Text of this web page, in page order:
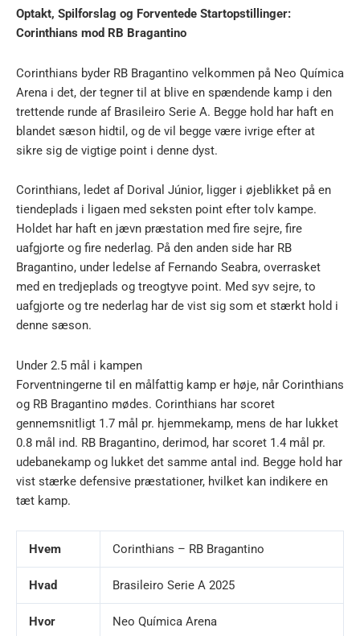
Optakt, Spilforslag og Forventede Startopstillinger:
Corinthians mod RB Bragantino
Corinthians byder RB Bragantino velkommen på Neo Química
Arena i det, der tegner til at blive en spændende kamp i den
trettende runde af Brasileiro Serie A. Begge hold har haft en
blandet sæson hidtil, og de vil begge være ivrige efter at
sikre sig de vigtige point i denne dyst.
Corinthians, ledet af Dorival Júnior, ligger i øjeblikket på en
tiendeplads i ligaen med seksten point efter tolv kampe.
Holdet har haft en jævn præstation med fire sejre, fire
uafgjorte og fire nederlag. På den anden side har RB
Bragantino, under ledelse af Fernando Seabra, overrasket
med en tredjeplads og treogtyve point. Med syv sejre, to
uafgjorte og tre nederlag har de vist sig som et stærkt hold i
denne sæson.
Under 2.5 mål i kampen
Forventningerne til en målfattig kamp er høje, når Corinthians
og RB Bragantino mødes. Corinthians har scoret
gennemsnitligt 1.7 mål pr. hjemmekamp, mens de har lukket
0.8 mål ind. RB Bragantino, derimod, har scoret 1.4 mål pr.
udebanekamp og lukket det samme antal ind. Begge hold har
vist stærke defensive præstationer, hvilket kan indikere en
tæt kamp.
Hvem Corinthians – RB Bragantino
Hvad Brasileiro Serie A 2025
Hvor Neo Química Arena